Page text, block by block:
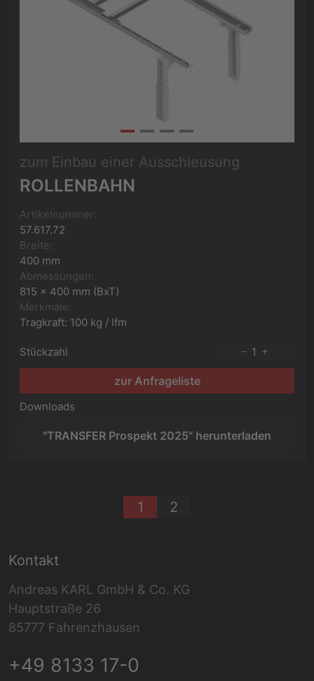
zum Einbau einer Ausschleusung
ROLLENBAHN
Artikelnummer:
57.617.72
Breite:
400 mm
Abmessungen:
815 x 400 mm (BxT)
Merkmale:
Tragkraft: 100 kg / lfm
Stückzahl 1
zur Anfrageliste
Downloads
"TRANSFER Prospekt 2025" herunterladen
1 2
Kontakt
Andreas KARL GmbH & Co. KG
Hauptstraße 26
85777 Fahrenzhausen
+49 8133 17-0